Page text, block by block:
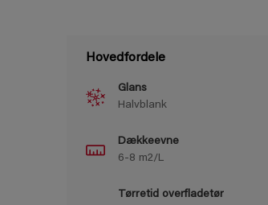
Hovedfordele
Glans
Halvblank
Dækkeevne
6-8 m2/L
Tørretid overfladetør